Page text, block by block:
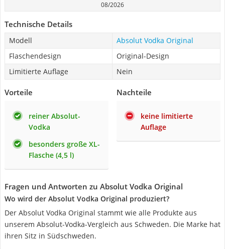
08/2026
Technische Details
Modell
Absolut Vodka Original
Flaschendesign
Original-Design
Limitierte Auflage
Nein
Vorteile
reiner Absolut-
Vodka
besonders große XL-
Flasche (4,5 l)
Nachteile
keine limitierte
Auflage
Fragen und Antworten zu Absolut Vodka Original
Wo wird der Absolut Vodka Original produziert?
Der Absolut Vodka Original stammt wie alle Produkte aus
unserem Absolut-Vodka-Vergleich aus Schweden. Die Marke hat
ihren Sitz in Südschweden.